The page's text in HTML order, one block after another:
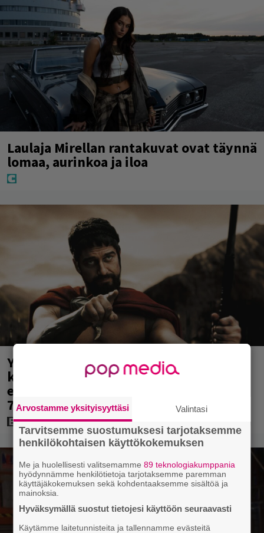
Laulaja Mirellan rantakuvat ovat täynnä
lomaa, aurinkoa ja iloa
Yöllä tv:ssä: Sotaelokuvan näyttelijät
kasvattivat lihakset nopeasti
erikoisella kikalla – IMDb-arvosana on
7,6Arvostamme yksityisyyttäsi Valintasi
Tarvitsemme suostumuksesi tarjotaksemme
henkilökohtaisen käyttökokemuksen
Me ja huolellisesti valitsemamme89 teknologiakumppania
hyödynnämme henkilötietoja tarjotaksemme paremman
käyttäjäkokemuksen sekä kohdentaaksemme sisältöä ja
mainoksia.
Hyväksymällä suostut tietojesi käyttöön seuraavasti
Käytämme laitetunnisteita ja tallennamme evästeitä